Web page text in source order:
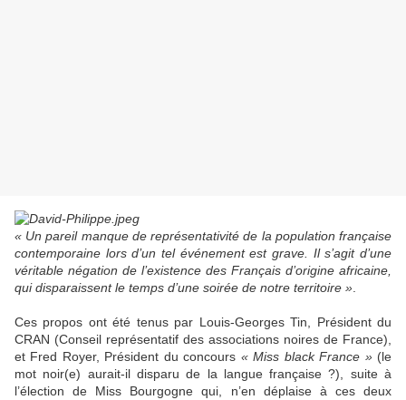
« Un pareil manque de représentativité de la population française
contemporaine lors d’un tel événement est grave. Il s’agit d’une
véritable négation de l’existence des Français d’origine africaine,
qui disparaissent le temps d’une soirée de notre territoire »
Ces propos ont été tenus par Louis-Georges Tin, Président du
CRAN (Conseil représentatif des associations noires de France),
et Fred Royer, Président du concours « Miss black France »(le
mot noir(e) aurait-il disparu de la langue française ?), suite à
l’élection de Miss Bourgogne qui, n’en déplaise à ces deux